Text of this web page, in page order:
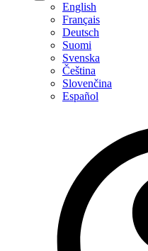
English
Français
Deutsch
Suomi
Svenska
Čeština
Slovenčina
Español